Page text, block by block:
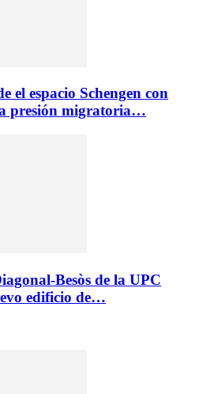
el espacio Schengen con
presión migratoria…
Besòs de la UPC
edificio de…